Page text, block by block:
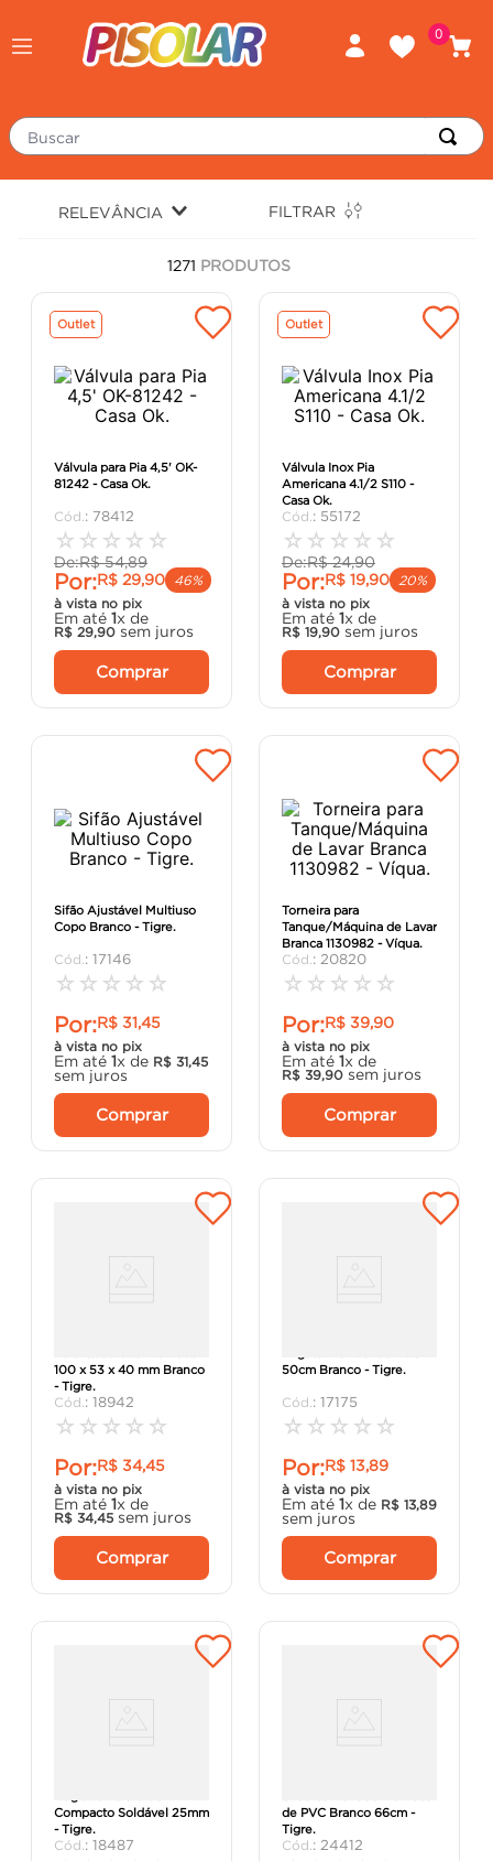
0
Buscar
RELEVÂNCIA FILTRAR
1271 PRODUTOS
Outlet
Válvula para Pia 4,5' OK-
81242 - Casa Ok.
: 78412
☆ ☆ ☆ ☆ ☆
De:R$ 54,89
Por:R$ 29,90
46%
à vista no pix
Em até 1x de
R$ 29,90 sem juros
Comprar
Outlet
Válvula Inox Pia
Americana 4.1/2 S110 -
Casa Ok.
: 55172
☆ ☆ ☆ ☆ ☆
De:R$ 24,90
Por:R$ 19,90
20%
à vista no pix
Em até 1x de
R$ 19,90 sem juros
Comprar
Sifão Ajustável Multiuso
Copo Branco - Tigre.
: 17146
☆ ☆ ☆ ☆ ☆
Por:R$ 31,45
à vista no pix
Em até 1x de R$ 31,45
sem juros
Comprar
Torneira para
Tanque/Máquina de Lavar
Branca 1130982 - Víqua.
: 20820
☆ ☆ ☆ ☆ ☆
Por:R$ 39,90
à vista no pix
Em até 1x de
R$ 39,90 sem juros
Comprar
100 x 53 x 40 mm Branco
- Tigre.
: 18942
☆ ☆ ☆ ☆ ☆
Por:R$ 34,45
à vista no pix
Em até 1x de
R$ 34,45 sem juros
Comprar
50cm Branco - Tigre.
: 17175
☆ ☆ ☆ ☆ ☆
Por:R$ 13,89
à vista no pix
Em até 1x de R$ 13,89
sem juros
Comprar
Compacto Soldável 25mm
- Tigre.
: 18487
de PVC Branco 66cm -
Tigre.
: 24412
º revestimento
massa corrida
chuveiro
argamassa
cimento
º cadeira